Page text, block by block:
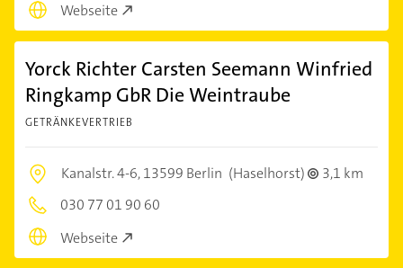
Webseite
Yorck Richter Carsten Seemann Winfried
Ringkamp GbR Die Weintraube
GETRÄNKEVERTRIEB
Kanalstr. 4-6,13599 Berlin (Haselhorst)
3,1 km
030 77 01 90 60
Webseite